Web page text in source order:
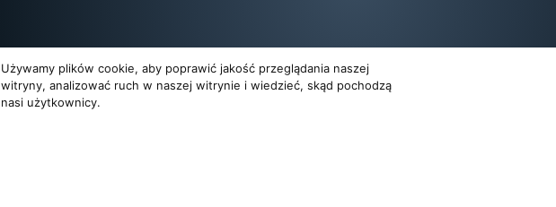
Używamy plików cookie, aby poprawić jakość przeglądania naszej
witryny, analizować ruch w naszej witrynie i wiedzieć, skąd pochodzą
nasi użytkownicy.